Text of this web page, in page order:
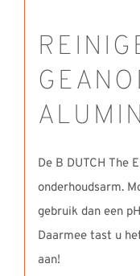
De B DUTCH The
onderhoudsarm.
gebruik dan een
Daarmee tast u
aan!